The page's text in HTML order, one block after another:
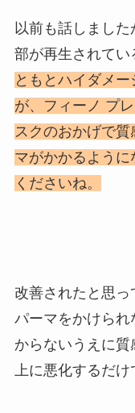
以前も話しまし
部が再生されてい
ともとハイダメ
が、フィーノ プ
スクのおかげで
マがかかるよう
くださいね。
改善されたと思
パーマをかけら
からないうえに
上に悪化するだ